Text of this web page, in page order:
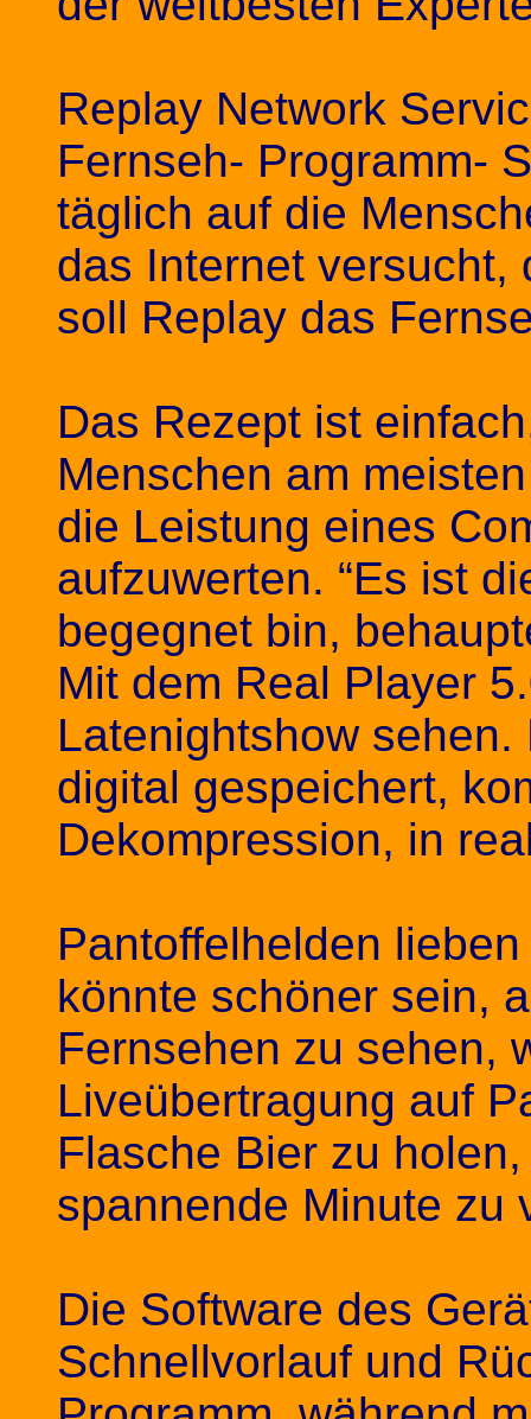
Replay Network
Fernseh- Programm-
täglich auf die
das Internet versucht,
soll Replay das
Das Rezept ist
Menschen am
die Leistung eines
aufzuwerten. “Es ist
begegnet bin,
Mit dem Real Player
Latenightshow
digital gespeichert,
Dekompression, in
Pantoffelhelden
könnte schöner sein,
Fernsehen zu sehen,
Liveübertragung auf
Flasche Bier zu
spannende Minute zu
Die Software des
Schnellvorlauf und